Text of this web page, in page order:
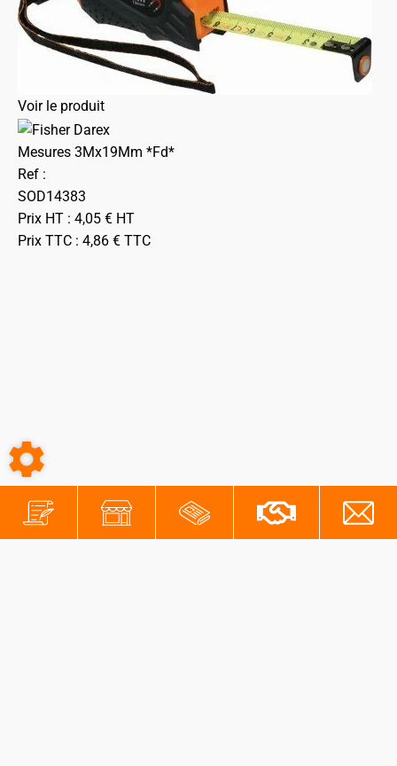
Voir le produit
Mesures 3Mx19Mm *Fd*
Ref :
SOD14383
Prix HT : 4,05 € HT
Prix TTC : 4,86 € TTC